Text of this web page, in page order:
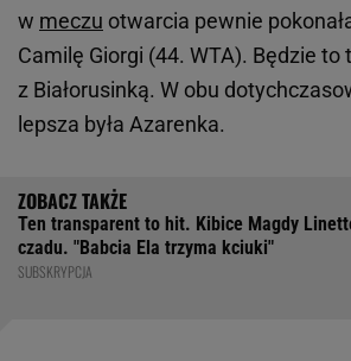
w meczu otwarcia pewnie
Camilę Giorgi (44. WTA). Będzie to
z Białorusinką. W obu
lepsza była Azarenka.
Ten transparent to hit. Kibice Magdy
czadu. "Babcia Ela trzyma kciuki"
SUBSKRYPCJA